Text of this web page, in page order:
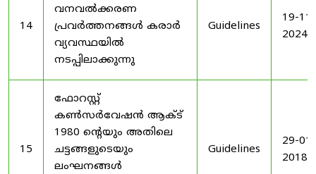
14
വനവൽക്കരണ
പ്രവർത്തനങ്ങൾ കരാർ
വ്യവസ്ഥയിൽ
നടപ്പിലാക്കുന്നു
Guidelines
19-11-
2024
15
ഫോറസ്റ്റ്
കൺസർവേഷൻ ആക്ട്
1980 ൻ്റെയും അതിലെ
ചട്ടങ്ങളുടെയും
ലംഘനങ്ങൾ
Guidelines
29-01-
2018